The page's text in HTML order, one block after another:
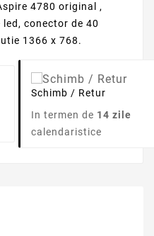
4780 original ,
conector de 40
1366 x 768.
Schimb / Retur
In termen de 14 zile
calendaristice